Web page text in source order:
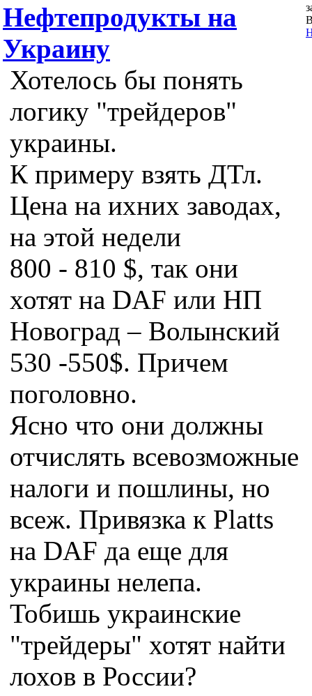
Нефтепродукты на
Украину
Хотелось бы понять
логику "трейдеров"
украины.
К примеру взять ДТл.
Цена на ихних заводах,
на этой недели
800 - 810 $, так они
хотят на DAF или НП
Новоград – Волынский
530 -550$. Причем
поголовно.
Ясно что они должны
отчислять всевозможные
налоги и пошлины, но
всеж. Привязка к Platts
на DAF да еще для
украины нелепа.
Тобишь украинские
"трейдеры" хотят найти
лохов в России?